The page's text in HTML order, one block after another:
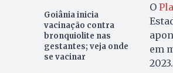
Goiânia inicia
vacinação contra
bronquiolite nas
gestantes; veja onde
se vacinar
O
em
2023.